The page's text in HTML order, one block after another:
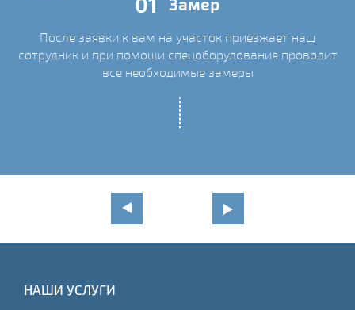
Замер
После заявки к вам на участок приезжает наш
сотрудник и при помощи спецоборудования проводит
все необходимые замеры
НАШИ УСЛУГИ